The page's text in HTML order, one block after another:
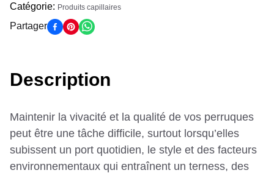
Catégorie: Produits capillaires
Partager
Description
Maintenir la vivacité et la qualité de vos perruques
peut être une tâche difficile, surtout lorsqu’elles
subissent un port quotidien, le style et des facteurs
environnementaux qui entraînent un terness, des